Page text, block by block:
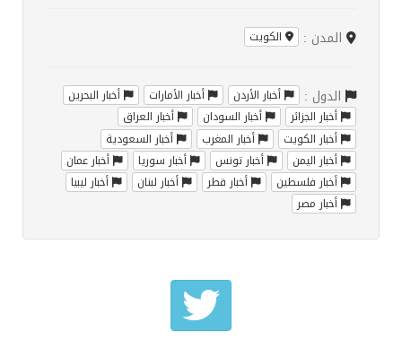
المدن : الكويت
الدول : أخبار الأردن أخبار الأمارات
أخبار البحرين
أخبار الجزائر
أخبار السودان
أخبار العراق
أخبار الكويت
أخبار المغرب
أخبار السعودية
أخبار اليمن
أخبار تونس أخبار سوريا
أخبار عمان
أخبار فلسطين
أخبار قطر أخبار لبنان
أخبار ليبيا
أخبار مصر